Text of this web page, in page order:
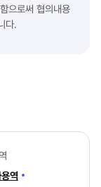
으로써 협의내용
다.
역